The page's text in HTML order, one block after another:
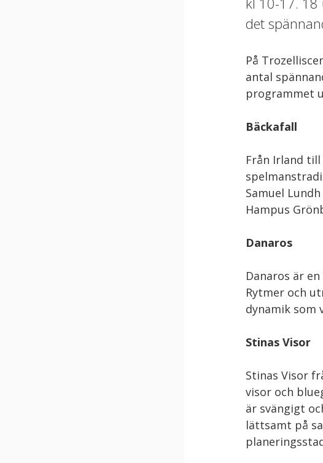
det
På
antal
programmet
Bäckafall
Från Irland
Samuel
Hampus
Danaros
Danaros är
Rytmer och
dynamik som
Stinas Visor
Stinas Visor
visor och
är svängigt
lättsamt på